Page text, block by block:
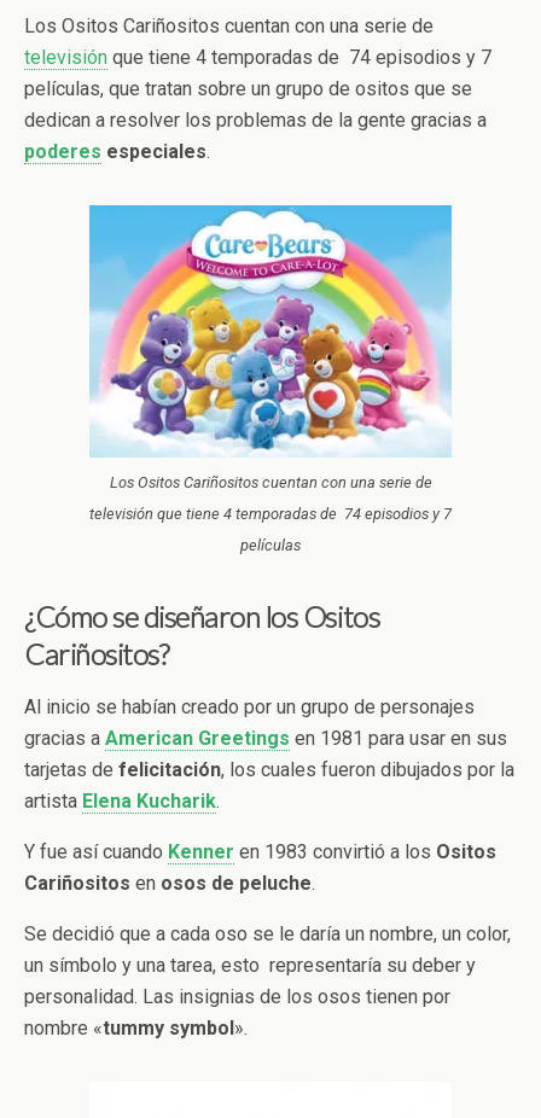
Los Ositos Cariñositos cuentan con una serie de
televisión que tiene 4 temporadas de 74 episodios y 7
películas, que tratan sobre un grupo de ositos que se
dedican a resolver los problemas de la gente gracias a
poderes especiales.
Los Ositos Cariñositos cuentan con una serie de
televisión que tiene 4 temporadas de 74 episodios y 7
películas
¿Cómo se diseñaron los Ositos
Cariñositos?
Al inicio se habían creado por un grupo de personajes
gracias a American Greetings en 1981 para usar en sus
tarjetas de felicitación, los cuales fueron dibujados por la
artista Elena Kucharik.
Y fue así cuando Kenner en 1983 convirtió a los Ositos
Cariñositos en osos de peluche.
Se decidió que a cada oso se le daría un nombre, un color,
un símbolo y una tarea, esto representaría su deber y
personalidad. Las insignias de los osos tienen por
nombre «tummy symbol».